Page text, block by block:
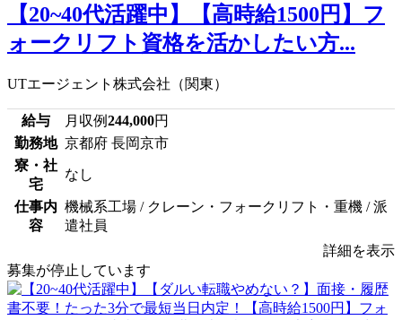
【20~40代活躍中】【高時給1500円】フ
ォークリフト資格を活かしたい方...
UTエージェント株式会社（関東）
給与 月収例244,000円
勤務地 京都府 長岡京市
寮・社
宅
なし
仕事内
容
機械系工場 / クレーン・フォークリフト・重機 / 派
遣社員
詳細を表示
募集が停止しています